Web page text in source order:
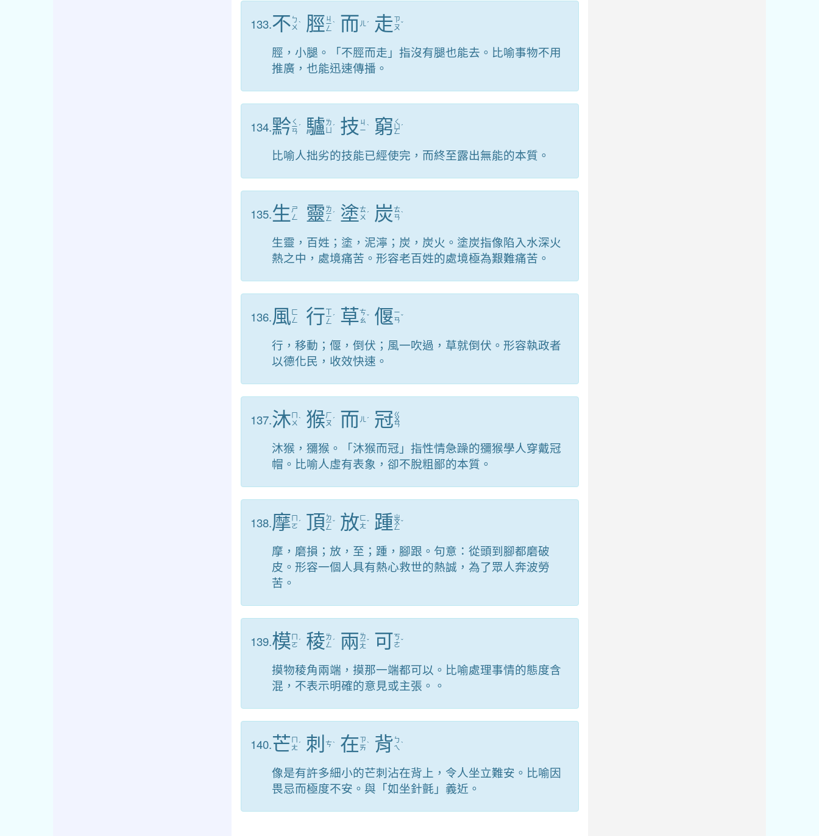
133.不 ㄅ
ㄨ ˋ 脛 ㄐ
ㄧ
ㄥ
ˋ 而 ㄦ ˊ 走 ㄗ
ㄡˇ
脛，小腿。「不脛而走」指沒有腿也能去。比喻事物不用
推廣，也能迅速傳播。
134.黔 ㄑ
ㄧ
ㄢ
ˊ 驢ㄌ
ˊ 技 ㄐ
ㄧˋ 窮 ㄑ
ㄩ
ㄥ
ˊ
比喻人拙劣的技能已經使完，而終至露出無能的本質。
135.生 ㄕ
ㄥ
靈 ㄌ
ㄧ
ㄥ
ˊ 塗ㄊ
ㄨ ˊ 炭ㄊ
ㄢˋ
生靈，百姓；塗，泥濘；炭，炭火。塗炭指像陷入水深火
熱之中，處境痛苦。形容老百姓的處境極為艱難痛苦。
136.風 ㄈ
ㄥ
行ㄒ
ㄧ
ㄥ
ˊ 草ㄘ
ㄠˇ 偃ㄧ
ㄢˇ
行，移動；偃，倒伏；風一吹過，草就倒伏。形容執政者
以德化民，收效快速。
137.沐 ㄇ
ㄨ ˋ 猴ㄏ
ㄡ ˊ 而 ㄦ ˊ 冠ㄍ
ㄨ
ㄢ
沐猴，獼猴。「沐猴而冠」指性情急躁的獼猴學人穿戴冠
帽。比喻人虛有表象，卻不脫粗鄙的本質。
138.摩 ㄇ
ㄛ ˊ 頂 ㄉ
ㄧ
ㄥ
ˇ 放 ㄈ
ㄤˇ 踵ㄓ
ㄨ
ㄥ
ˇ
摩，磨損；放，至；踵，腳跟。句意：從頭到腳都磨破
皮。形容一個人具有熱心救世的熱誠，為了眾人奔波勞
苦。
139.模 ㄇ
ㄛ ˊ 稜ㄌ
ㄥ ˊ 兩 ㄌ
ㄧ
ㄤ
ˇ 可ㄎ
ㄜˇ
摸物稜角兩端，摸那一端都可以。比喻處理事情的態度含
混，不表示明確的意見或主張。。
140.芒 ㄇ
ㄤ ˊ 刺 ㄘˋ 在 ㄗ
ㄞˋ 背 ㄅ
ㄟ ˋ
像是有許多細小的芒刺沾在背上，令人坐立難安。比喻因
畏忌而極度不安。與「如坐針氈」義近。